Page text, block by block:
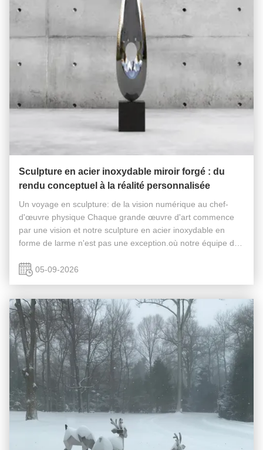
Sculpture en acier inoxydable miroir forgé : du
rendu conceptuel à la réalité personnalisée
Un voyage en sculpture: de la vision numérique au chef-
d'œuvre physique Chaque grande œuvre d'art commence
par une vision et notre sculpture en acier inoxydable en
forme de larme n'est pas une exception.où notre équipe de
à des idées ...
05-09-2026